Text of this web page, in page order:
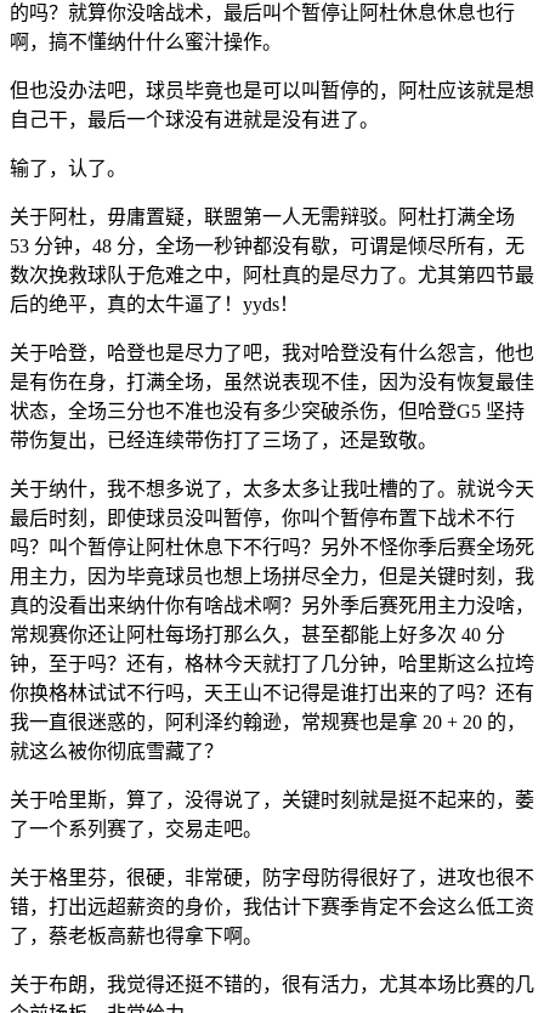
的吗？就算你没啥战术，最后叫个暂停让阿杜休息休息也行
啊，搞不懂纳什什么蜜汁操作。
但也没办法吧，球员毕竟也是可以叫暂停的，阿杜应该就是想
自己干，最后一个球没有进就是没有进了。
输了，认了。
关于阿杜，毋庸置疑，联盟第一人无需辩驳。阿杜打满全场
53 分钟，48 分，全场一秒钟都没有歇，可谓是倾尽所有，无
数次挽救球队于危难之中，阿杜真的是尽力了。尤其第四节最
后的绝平，真的太牛逼了！yyds！
关于哈登，哈登也是尽力了吧，我对哈登没有什么怨言，他也
是有伤在身，打满全场，虽然说表现不佳，因为没有恢复最佳
状态，全场三分也不准也没有多少突破杀伤，但哈登G5 坚持
带伤复出，已经连续带伤打了三场了，还是致敬。
关于纳什，我不想多说了，太多太多让我吐槽的了。就说今天
最后时刻，即使球员没叫暂停，你叫个暂停布置下战术不行
吗？叫个暂停让阿杜休息下不行吗？另外不怪你季后赛全场死
用主力，因为毕竟球员也想上场拼尽全力，但是关键时刻，我
真的没看出来纳什你有啥战术啊？另外季后赛死用主力没啥，
常规赛你还让阿杜每场打那么久，甚至都能上好多次 40 分
钟，至于吗？还有，格林今天就打了几分钟，哈里斯这么拉垮
你换格林试试不行吗，天王山不记得是谁打出来的了吗？还有
我一直很迷惑的，阿利泽约翰逊，常规赛也是拿 20 + 20 的，
就这么被你彻底雪藏了？
关于哈里斯，算了，没得说了，关键时刻就是挺不起来的，萎
了一个系列赛了，交易走吧。
关于格里芬，很硬，非常硬，防字母防得很好了，进攻也很不
错，打出远超薪资的身价，我估计下赛季肯定不会这么低工资
了，蔡老板高薪也得拿下啊。
关于布朗，我觉得还挺不错的，很有活力，尤其本场比赛的几